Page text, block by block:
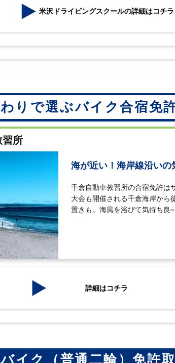
米沢ドライビングスクールの詳細はコチラ
りで選ぶバイク合宿免
習所
海が近い！海岸線沿い
千倉自動車教習所の合宿免許は
大会も開催される千倉海岸から
置きも。海風を浴びて気持ち良
詳細はコチラ
イク（普通二輪）免許